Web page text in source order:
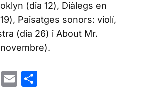
(dia 12), Diàlegs en
Paisatges sonors: violí,
(dia 26) i About Mr.
WhatsApp
Email